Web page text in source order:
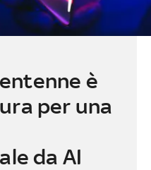
è
per una
da AI